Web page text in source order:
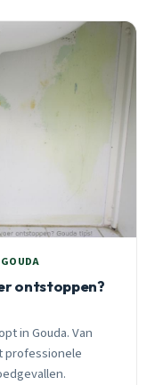
ontstoppen?
in Gouda. Van
professionele